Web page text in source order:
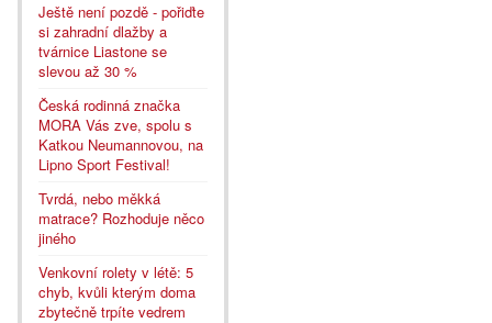
Ještě není pozdě - pořiďte
si zahradní dlažby a
tvárnice Liastone se
slevou až 30 %
Česká rodinná značka
MORA Vás zve, spolu s
Katkou Neumannovou, na
Lipno Sport Festival!
Tvrdá, nebo měkká
matrace? Rozhoduje něco
jiného
Venkovní rolety v létě: 5
chyb, kvůli kterým doma
zbytečně trpíte vedrem